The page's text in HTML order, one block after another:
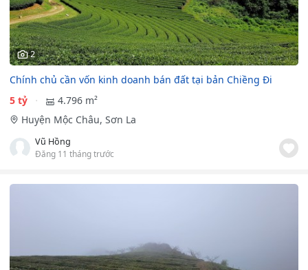
2
Chính chủ cần vốn kinh doanh bán đất tại bản Chiềng Đi
5 tỷ
4.796 m²
Huyện Mộc Châu, Sơn La
Vũ Hồng
Đăng 11 tháng trước